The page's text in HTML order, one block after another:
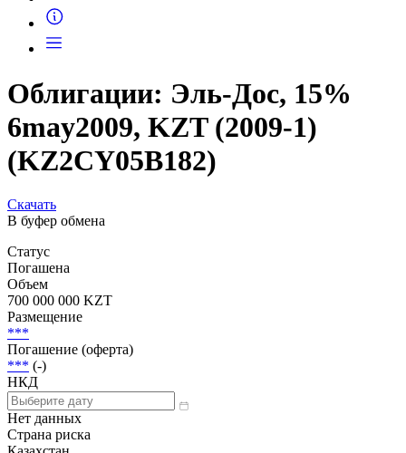
Облигации: Эль-Дос, 15%
(KZ2CY05B182)
Скачать
В буфер обмена
Статус
Погашена
Объем
700 000 000 KZT
Размещение
***
Погашение (оферта)
*** (-)
НКД